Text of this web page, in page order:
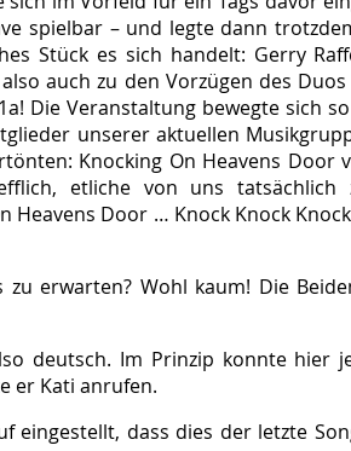
spielbar – und legte dann
Stück es sich handelt: Gerry
auch zu den Vorzügen des
Die Veranstaltung bewegte sich
unserer aktuellen
Knocking On Heavens Door
etliche von uns
Door … Knock Knock
zu erwarten? Wohl kaum! Die
deutsch. Im Prinzip konnte hier
er Kati anrufen.
dass dies der letzte